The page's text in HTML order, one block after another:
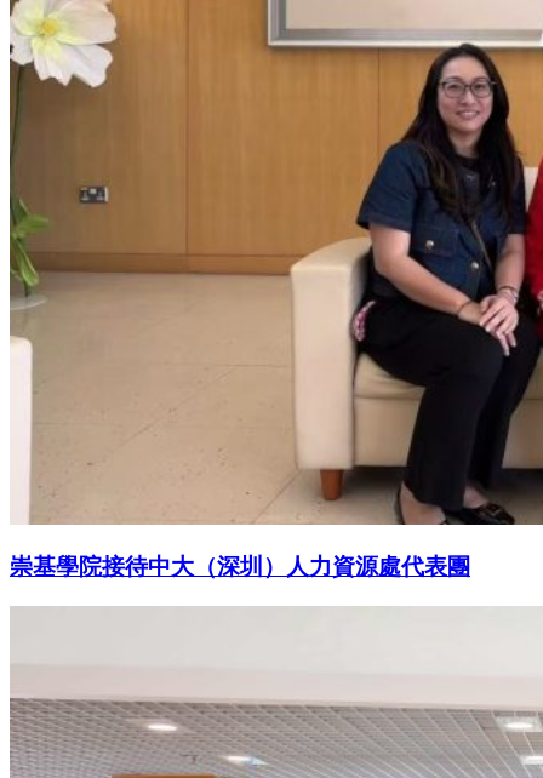
崇基學院接待中大（深圳）人力資源處代表團